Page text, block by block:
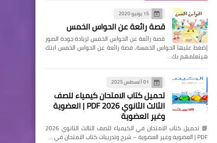
15 يونيو 2020
قصة رائعة عن الحواس الخمس
قصة رائعة عن الحواس الخمس لزيادة جودة الصور
إضغط عليها الحواس الخمسة, قصة رائعة عن الحواس الخمس ابنك
هيتعلمهم بك…
01 أغسطس 2025
تحميل كتاب الامتحان كيمياء للصف
الثالث الثانوي 2026 PDF | العضوية
وغير العضوية
📘 تحميل كتاب الامتحان في الكيمياء للصف الثالث الثانوي 2026
PDF | العضوية وغير العضوية – شرح وتدريبات كتاب الامتحان في …